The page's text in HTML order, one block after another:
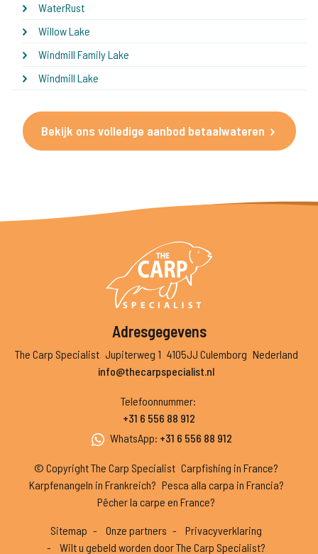
WaterRust
Willow Lake
Windmill Family Lake
Windmill Lake
Bekijk ons volledige aanbod betaalwateren
Adresgegevens
The Carp Specialist Jupiterweg 1 4105JJ Culemborg Nederland
info@thecarpspecialist.nl
Telefoonnummer:
+31 6 556 88 912
WhatsApp: +31 6 556 88 912
© Copyright The Carp Specialist Carpfishing in France?
Karpfenangeln in Frankreich? Pesca alla carpa in Francia?
Pêcher la carpe en France?
Sitemap Onze partners
Privacyverklaring
Wilt u gebeld worden door The Carp Specialist?